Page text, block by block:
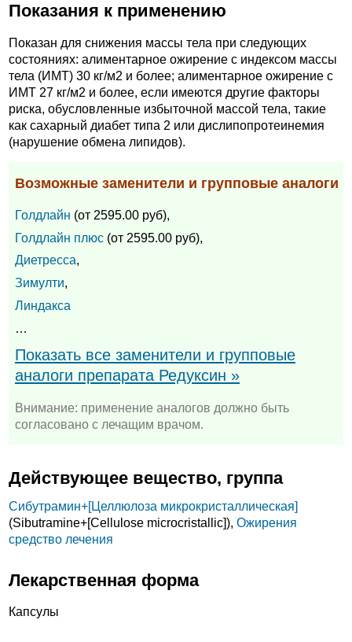
Показания к применению
Показан для снижения массы тела при следующих
состояниях: алиментарное ожирение с индексом массы
тела (ИМТ) 30 кг/м2 и более; алиментарное ожирение с
ИМТ 27 кг/м2 и более, если имеются другие факторы
риска, обусловленные избыточной массой тела, такие
как сахарный диабет типа 2 или дислипопротеинемия
(нарушение обмена липидов).
Возможные заменители и групповые аналоги
Голдлайн (от 2595.00 руб),
Голдлайн плюс (от 2595.00 руб),
Диетресса,
Зимулти,
Линдакса
…
Показать все заменители и групповые
аналоги препарата Редуксин »
Внимание: применение аналогов должно быть
согласовано с лечащим врачом.
Действующее вещество, группа
Сибутрамин+[Целлюлоза микрокристаллическая]
(Sibutramine+[Cellulose microcristallic]), Ожирения
средство лечения
Лекарственная форма
Капсулы